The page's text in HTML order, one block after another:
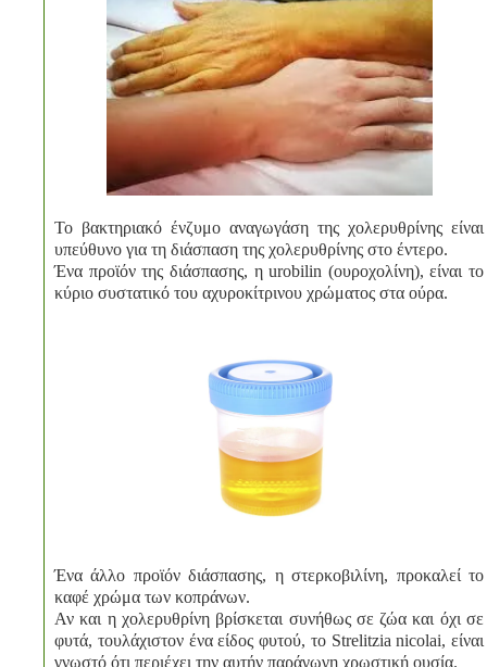
Το βακτηριακό ένζυμο αναγωγάση της χολερυθρίνης είναι
υπεύθυνο για τη διάσπαση της χολερυθρίνης στο έντερο.
Ένα προϊόν της διάσπασης, η urobilin (ουροχολίνη), είναι το
κύριο συστατικό του αχυροκίτρινου χρώματος στα ούρα.
Ένα άλλο προϊόν διάσπασης, η στερκοβιλίνη, προκαλεί το
καφέ χρώμα των κοπράνων.
Αν και η χολερυθρίνη βρίσκεται συνήθως σε ζώα και όχι σε
φυτά, τουλάχιστον ένα είδος φυτού, το Strelitzia nicolai, είναι
γνωστό ότι περιέχει την αυτήν παράγωγη χρωστική ουσία.